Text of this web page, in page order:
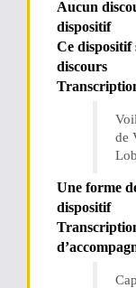
Aucun
dispositif
Ce dispositif
discours
de
Une forme
dispositif